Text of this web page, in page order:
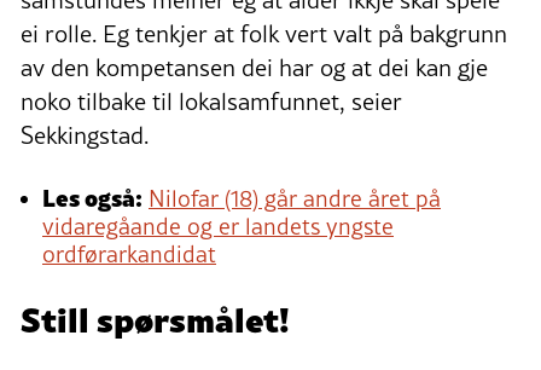
ei rolle. Eg tenkjer at folk vert valt på bakgrunn
av den kompetansen dei har og at dei kan gje
noko tilbake til lokalsamfunnet, seier
Sekkingstad.
Les også: Nilofar (18) går andre året på
vidaregåande og er landets yngste
ordførarkandidat
Still spørsmålet!